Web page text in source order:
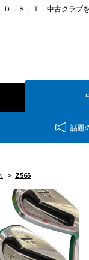
．Ｔ 中古クラブ
話題
> Z565